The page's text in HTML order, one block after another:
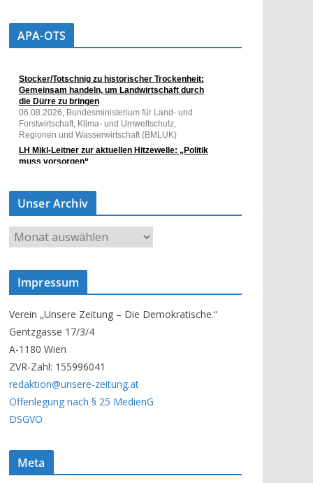
APA-OTS
Unser Archiv
U
n
s
A
r
c
h
i
v
Impressum
Verein „Unsere Zeitung – Die Demokratische.“
Gentzgasse 17/3/4
A-1180 Wien
ZVR-Zahl: 155996041
redaktion@unsere-zeitung.at
Offenlegung nach § 25 MedienG
DSGVO
Meta